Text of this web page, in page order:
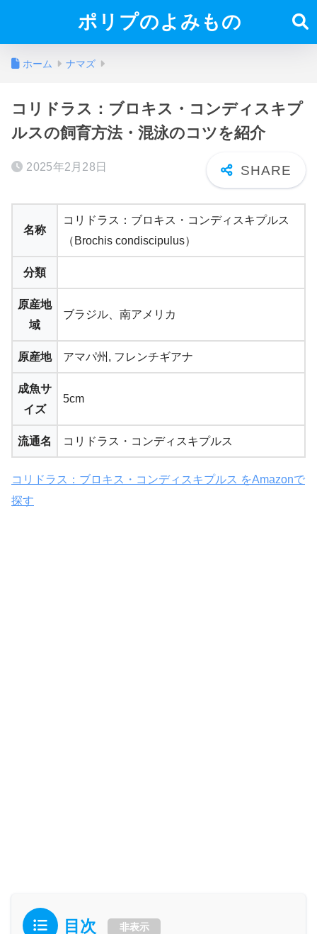
ポリプのよみもの
ホーム ナマズ
コリドラス：ブロキス・コンディスキプ
ルスの飼育方法・混泳のコツを紹介
2025年2月28日
名称
コリドラス：ブロキス・コンディスキプルス
（Brochis condiscipulus）
分類
原産地
域
ブラジル、南アメリカ
原産地 アマパ州, フレンチギアナ
成魚サ
イズ
5cm
流通名 コリドラス・コンディスキプルス
コリドラス：ブロキス・コンディスキプルス をAmazonで
探す
目次 非表示